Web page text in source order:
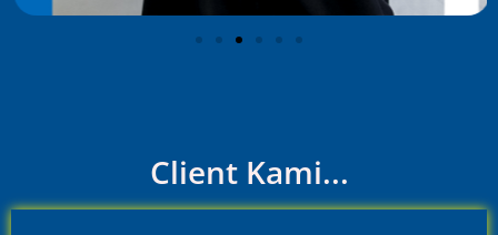
Client Kami...